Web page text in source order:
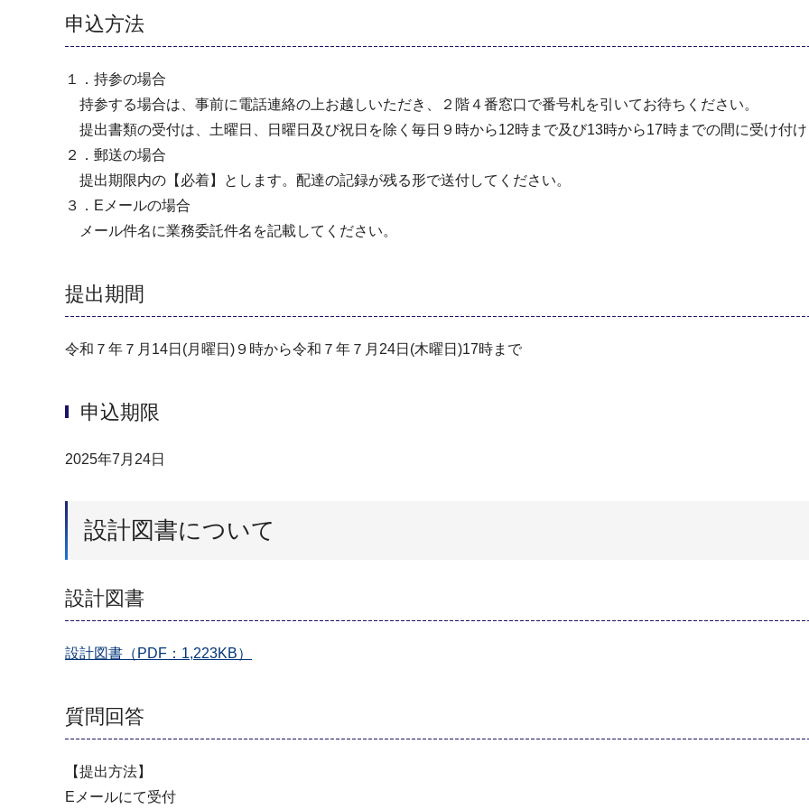
申込方法
１．持参の場合
持参する場合は、事前に電話連絡の上お越しいただき、２階４番窓口で番号札を引いてお待ちください。
提出書類の受付は、土曜日、日曜日及び祝日を除く毎日９時から12時まで及び13時から17時までの間に受け付
２．郵送の場合
提出期限内の【必着】とします。配達の記録が残る形で送付してください。
３．Eメールの場合
メール件名に業務委託件名を記載してください。
提出期間
令和７年７月14日(月曜日)９時から令和７年７月24日(木曜日)17時まで
申込期限
2025年7月24日
設計図書について
設計図書
設計図書（PDF：1,223KB）
質問回答
【提出方法】
Eメールにて受付